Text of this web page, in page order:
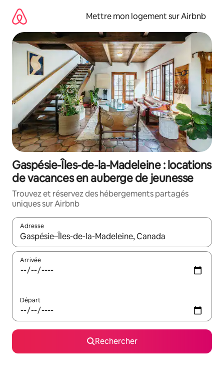
directement
contenu
Mettre mon logement sur Airbnb
Gaspésie-Îles-de-la-Madeleine : locations
de vacances en auberge de jeunesse
Trouvez et réservez des hébergements partagés
uniques sur Airbnb
Adresse
Lorsque les résultats s'affichent, utilisez les flèches vers le
Arrivée
Départ
Rechercher